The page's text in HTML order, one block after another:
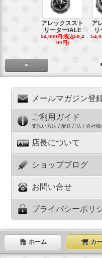
アレックススト
リーター/ALE
54,000円(税込59,4
00円)
ア
リ
<
メールマガジン登
ご利用ガイド
支払い方法 / 配送方法 / 会社概
店長について
ショップブログ
お問い合せ
プライバシーポリ
ホーム カ